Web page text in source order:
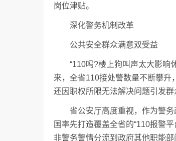
岗位津贴。
深化警务机制改革
公共安全群众满意双受益
“110吗?楼上狗叫声太大影响休
来，全省110接处警数量不断攀升
还因职权所限无法解决问题引发群
省公安厅高度重视，作为警务
国率先打造覆盖全省的“110报警
非警务警情分流到政府其他职能